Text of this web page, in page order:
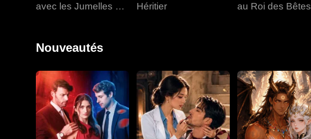
avec les Jumelles du
Héritier
au Roi des Bêtes
Nouveautés